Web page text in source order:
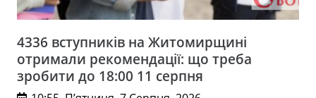
4336 вступників на Житомирщині
отримали рекомендації: що треба
зробити до 18:00 11 серпня